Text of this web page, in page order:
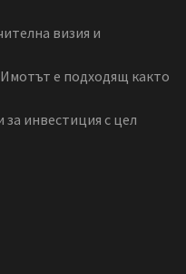
визия и
е подходящ както
инвестиция с цел